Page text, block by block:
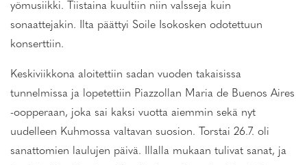
yömusiikki. Tiistaina kuultiin niin valsseja kuin
sonaattejakin. Ilta päättyi Soile Isokosken odotettuun
konserttiin.
Keskiviikkona aloitettiin sadan vuoden takaisissa
tunnelmissa ja lopetettiin Piazzollan Maria de Buenos Aires
-oopperaan, joka sai kaksi vuotta aiemmin sekä nyt
uudelleen Kuhmossa valtavan suosion. Torstai 26.7. oli
sanattomien laulujen päivä. Illalla mukaan tulivat sanat, ja